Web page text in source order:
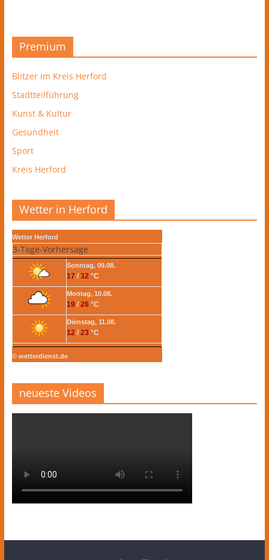
Premium
Blitzer im Kreis Herford
Stadtteilführung
Kunst & Kultur
Gesundheit
Sport
Kreis Herford
Wetter in Herford
Wetter Herford
3-Tage-Vorhersage
Sonntag, 09.08.
17 / 32 °C
Montag, 10.08.
19/ 26 °C
Dienstag, 11.08.
12 / 23 °C
© wetterdienst.de
neueste Videos